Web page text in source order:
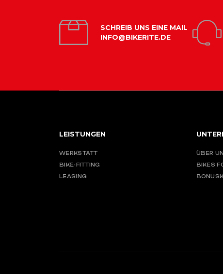
SCHREIB UNS EINE MAIL
INFO@BIKERITE.DE
LEISTUNGEN
WERKSTATT
BIKE-FITTING
LEASING
ÜBER
BIKES